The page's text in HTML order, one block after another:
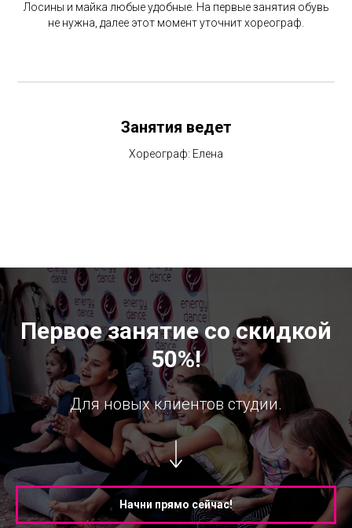
Лосины и майка любые удобные. На первые занятия обувь
не нужна, далее этот момент уточнит хореограф.
Занятия ведет
Хореограф: Елена
Первое занятие со скидкой
50%!
Для новых клиентов студии.
Начни прямо сейчас!